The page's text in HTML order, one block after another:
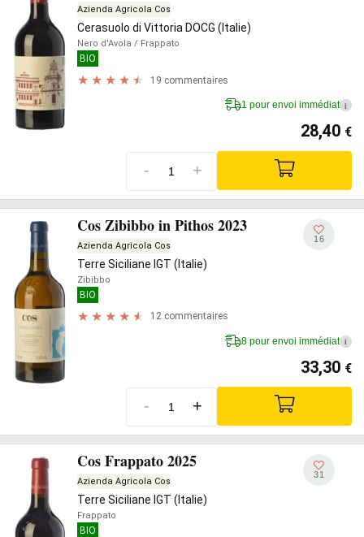
Azienda Agricola Cos
Cerasuolo di Vittoria DOCG (Italie)
Nero d'Avola / Frappato
BIO
19 commentaires
1 pour envoi immédiat i
28,40 €
- +
Cos Zibibbo in Pithos 2023
Azienda Agricola Cos
Terre Siciliane IGT (Italie)
Zibibbo
BIO
12 commentaires
16
8 pour envoi immédiat i
33,30 €
- +
Cos Frappato 2025
Azienda Agricola Cos
Terre Siciliane IGT (Italie)
Frappato
BIO
31